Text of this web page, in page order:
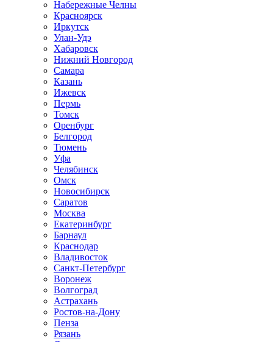
Набережные Челны
Красноярск
Иркутск
Улан-Удэ
Хабаровск
Нижний Новгород
Самара
Казань
Ижевск
Пермь
Томск
Оренбург
Белгород
Тюмень
Уфа
Челябинск
Омск
Новосибирск
Саратов
Москва
Екатеринбург
Барнаул
Краснодар
Владивосток
Санкт-Петербург
Воронеж
Волгоград
Астрахань
Ростов-на-Дону
Пенза
Рязань